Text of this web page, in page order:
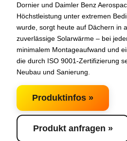
Dornier und Daimler Benz
Höchstleistung unter extremen
wurde, sorgt heute auf Dächern in
zuverlässige Solarwärme – bei
minimalem Montageaufwand und
die durch ISO 9001-Zertifizierung
Neubau und Sanierung.
Produktinfos »
Produkt anfragen »